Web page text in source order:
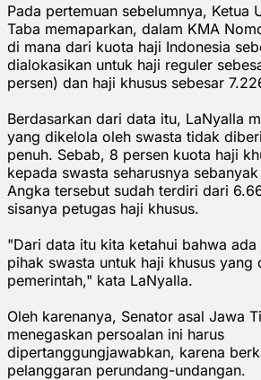
Pada pertemuan sebelumnya, Ketua
Taba memaparkan, dalam KMA
di mana dari kuota haji Indonesia
dialokasikan untuk haji reguler
persen) dan haji khusus sebesar
Berdasarkan dari data itu, LaNyalla
yang dikelola oleh swasta tidak
penuh. Sebab, 8 persen kuota haji
kepada swasta seharusnya
Angka tersebut sudah terdiri dari
sisanya petugas haji khusus.
"Dari data itu kita ketahui bahwa ada
pihak swasta untuk haji khusus yang
pemerintah," kata LaNyalla.
Oleh karenanya, Senator asal Jawa
menegaskan persoalan ini harus
dipertanggungjawabkan, karena
pelanggaran perundang-undangan.